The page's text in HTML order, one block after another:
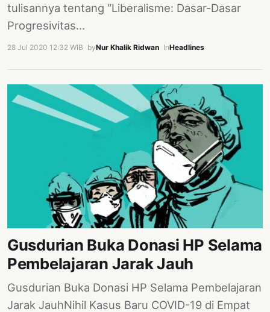
tulisannya tentang “Liberalisme: Dasar-Dasar
Progresivitas…
28 Jul 2020 12:32 WIB byNur Khalik Ridwan InHeadlines
Gusdurian Buka Donasi HP Selama
Pembelajaran Jarak Jauh
Gusdurian Buka Donasi HP Selama Pembelajaran
Jarak JauhNihil Kasus Baru COVID-19 di Empat